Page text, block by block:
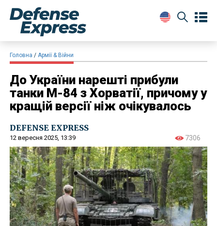
Головна Армії & Війни
До України нарешті прибули
танки M-84 з Хорватії, причому у
кращій версії ніж очікувалось
DEFENSE EXPRESS
12 вересня 2025, 13:39 7306